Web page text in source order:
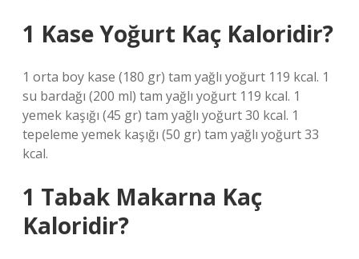
1 Kase Yoğurt Kaç Kaloridir?
1 orta boy kase (180 gr) tam yağlı yoğurt 119 kcal. 1
su bardağı (200 ml) tam yağlı yoğurt 119 kcal. 1
yemek kaşığı (45 gr) tam yağlı yoğurt 30 kcal. 1
tepeleme yemek kaşığı (50 gr) tam yağlı yoğurt 33
kcal.
1 Tabak Makarna Kaç
Kaloridir?